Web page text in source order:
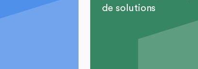
de solutions